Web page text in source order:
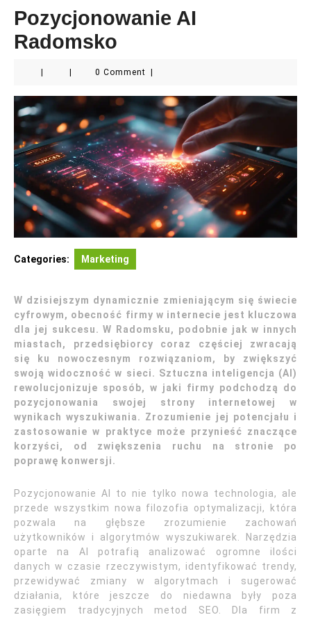
Pozycjonowanie AI
Radomsko
0 Comment
Categories: Marketing
W dzisiejszym dynamicznie zmieniającym się świecie
cyfrowym, obecność firmy w internecie jest kluczowa
dla jej sukcesu. W Radomsku, podobnie jak w innych
miastach, przedsiębiorcy coraz częściej zwracają
się ku nowoczesnym rozwiązaniom, by zwiększyć
swoją widoczność w sieci. Sztuczna inteligencja (AI)
rewolucjonizuje sposób, w jaki firmy podchodzą do
pozycjonowania swojej strony internetowej w
wynikach wyszukiwania. Zrozumienie jej potencjału i
zastosowanie w praktyce może przynieść znaczące
korzyści, od zwiększenia ruchu na stronie po
poprawę konwersji.
Pozycjonowanie AI to nie tylko nowa technologia, ale
przede wszystkim nowa filozofia optymalizacji, która
pozwala na głębsze zrozumienie zachowań
użytkowników i algorytmów wyszukiwarek. Narzędzia
oparte na AI potrafią analizować ogromne ilości
danych w czasie rzeczywistym, identyfikować trendy,
przewidywać zmiany w algorytmach i sugerować
działania, które jeszcze do niedawna były poza
zasięgiem tradycyjnych metod SEO. Dla firm z